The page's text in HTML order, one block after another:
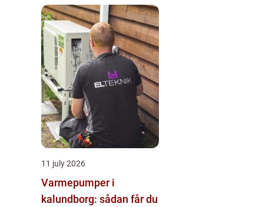
11 july 2026
Varmepumper i
kalundborg: sådan får du